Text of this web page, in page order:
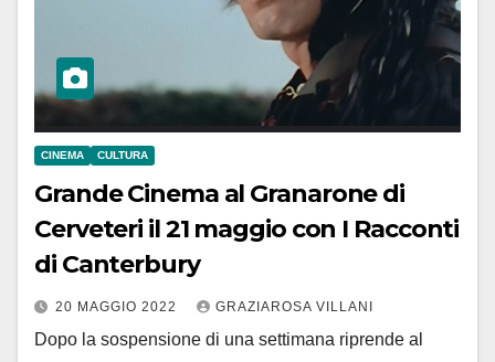
CINEMA CULTURA
Grande Cinema al Granarone di
Cerveteri il 21 maggio con I Racconti
di Canterbury
20 MAGGIO 2022 GRAZIAROSA VILLANI
Dopo la sospensione di una settimana riprende al